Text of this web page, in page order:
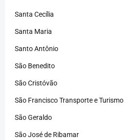
Santa Cecília
Santa Maria
Santo Antônio
São Benedito
São Cristóvão
São Francisco Transporte e Turismo
São Geraldo
São José de Ribamar